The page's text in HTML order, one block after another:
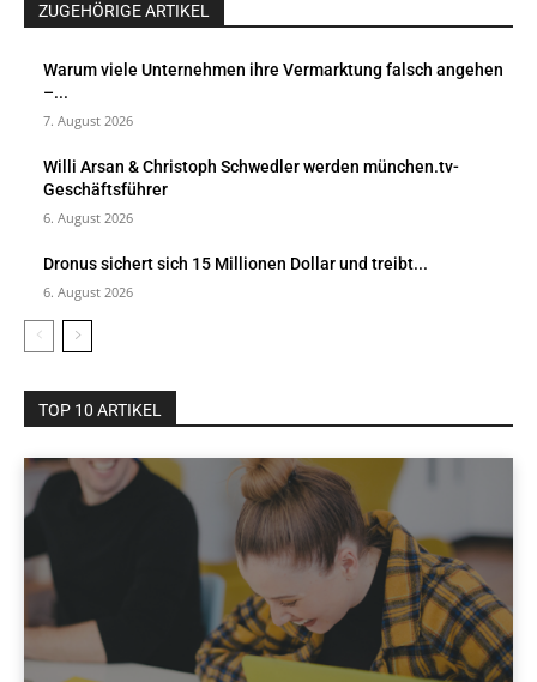
ZUGEHÖRIGE ARTIKEL
Warum viele Unternehmen ihre Vermarktung falsch angehen
–...
7. August 2026
Willi Arsan & Christoph Schwedler werden münchen.tv-
Geschäftsführer
6. August 2026
Dronus sichert sich 15 Millionen Dollar und treibt...
6. August 2026
TOP 10 ARTIKEL